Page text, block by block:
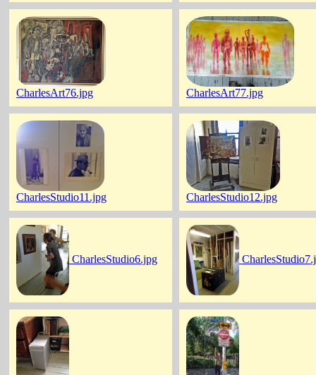
CharlesArt76.jpg CharlesArt77.jpg
CharlesStudio11.jpg CharlesStudio12.jpg
CharlesStudio6.jpg